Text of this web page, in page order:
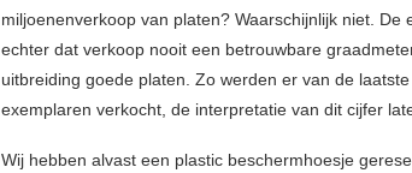
miljoenenverkoop van platen? Waarschijnlijk niet.
echter dat verkoop nooit een betrouwbare
uitbreiding goede platen. Zo werden er van de
exemplaren verkocht, de interpretatie van dit cijfer
Wij hebben alvast een plastic beschermhoesje